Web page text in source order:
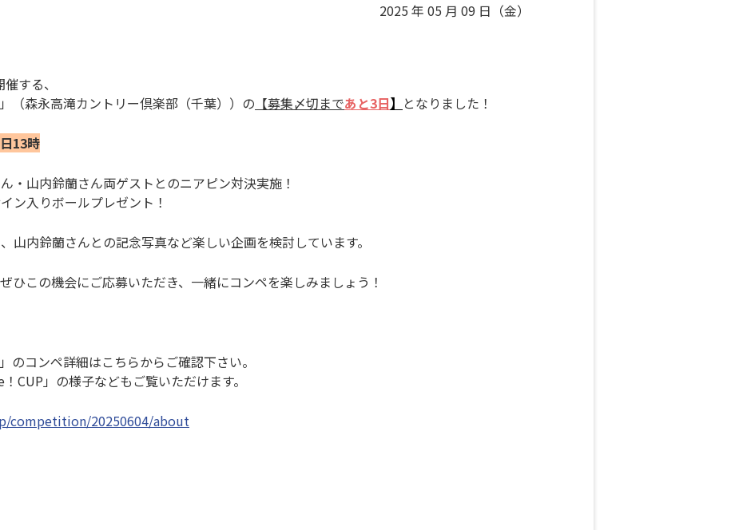
2025 年 05 月 09 日（金）
する、
（森永高滝カントリー倶楽部（千葉））の 【募集〆切まであと3日】 となりました！
13時
・山内鈴蘭さん両ゲストとのニアピン対決実施！
ン入りボールプレゼント！
山内鈴蘭さんとの記念写真など楽しい企画を検討しています。
ひこの機会にご応募いただき、一緒にコンペを楽しみましょう！
のコンペ詳細はこちらからご確認下さい。
！CUP」の様子などもご覧いただけます。
competition/20250604/about